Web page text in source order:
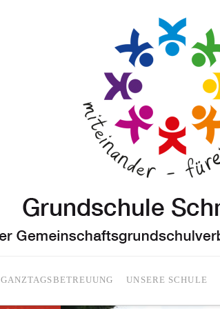
GANZTAGSBETREUUNG UNSERE SCHULE